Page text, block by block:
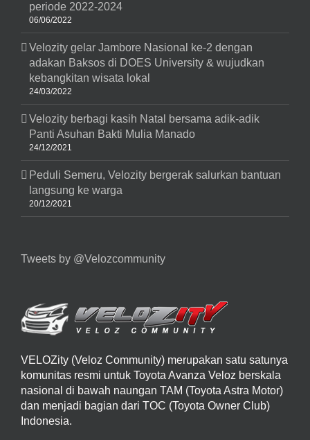
periode 2022-2024
06/06/2022
Velozity gelar Jambore Nasional ke-2 dengan
adakan Baksos di DOES University & wujudkan
kebangkitan wisata lokal
24/03/2022
Velozity berbagi kasih Natal bersama adik-adik
Panti Asuhan Bakti Mulia Manado
24/12/2021
Peduli Semeru, Velozity bergerak salurkan bantuan
langsung ke warga
20/12/2021
Tweets by @Velozcommunity
VELOZity (Veloz Community) merupakan satu satunya
komunitas resmi untuk Toyota Avanza Veloz berskala
nasional di bawah naungan TAM (Toyota Astra Motor)
dan menjadi bagian dari TOC (Toyota Owner Club)
Indonesia.